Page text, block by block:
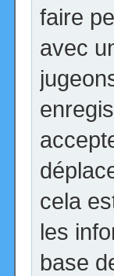
faire
avec
cela
les
base